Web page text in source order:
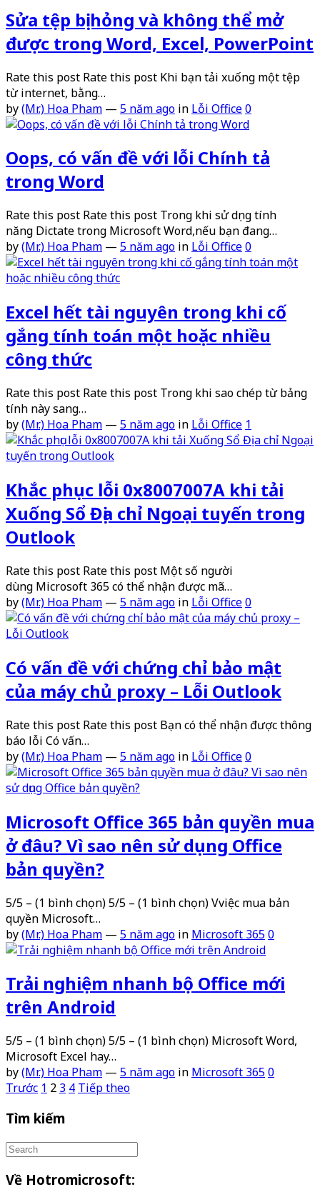
Sửa tệp bị hỏng và không thể mở
được trong Word, Excel, PowerPoint
Rate this post Rate this post Khi bạn tải xuống một tệp
từ internet, bằng…
by(Mr.) Hoa Pham — 5 năm ago in Lỗi Office0
Oops, có vấn đề với lỗi Chính tả
trong Word
Rate this post Rate this post Trong khi sử dụng tính
năng Dictate trong Microsoft Word,nếu bạn đang…
by(Mr.) Hoa Pham — 5 năm ago in Lỗi Office0
Excel hết tài nguyên trong khi cố
gắng tính toán một hoặc nhiều
công thức
Rate this post Rate this post Trong khi sao chép từ bảng
tính này sang…
by(Mr.) Hoa Pham — 5 năm ago in Lỗi Office 1
Khắc phục lỗi 0x8007007A khi tải
Xuống Sổ Địa chỉ Ngoại tuyến trong
Outlook
Rate this post Rate this post Một số người
dùng Microsoft 365 có thể nhận được mã…
by(Mr.) Hoa Pham — 5 năm ago in Lỗi Office0
Có vấn đề với chứng chỉ bảo mật
của máy chủ proxy – Lỗi Outlook
Rate this post Rate this post Bạn có thể nhận được thông
báo lỗi Có vấn…
by(Mr.) Hoa Pham — 5 năm ago in Lỗi Office0
Microsoft Office 365 bản quyền mua
ở đâu? Vì sao nên sử dụng Office
bản quyền?
5/5 – (1 bình chọn) 5/5 – (1 bình chọn) Vviệc mua bản
quyền Microsoft…
by(Mr.) Hoa Pham — 5 năm ago in Microsoft 3650
Trải nghiệm nhanh bộ Office mới
trên Android
5/5 – (1 bình chọn) 5/5 – (1 bình chọn) Microsoft Word,
Microsoft Excel hay…
by(Mr.) Hoa Pham — 5 năm ago in Microsoft 3650
Phân
trang
bài
viết
Trước 1 2 3 4 Tiếp theo
Tìm kiếm
Về Hotromicrosoft: